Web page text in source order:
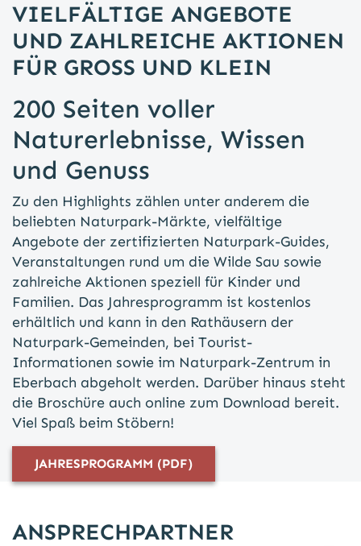
VIELFÄLTIGE ANGEBOTE
UND ZAHLREICHE AKTIONEN
FÜR GROSS UND KLEIN
200 Seiten voller
Naturerlebnisse, Wissen
und Genuss
Zu den Highlights zählen unter anderem die
beliebten Naturpark-Märkte, vielfältige
Angebote der zertifizierten Naturpark-Guides,
Veranstaltungen rund um die Wilde Sau sowie
zahlreiche Aktionen speziell für Kinder und
Familien. Das Jahresprogramm ist kostenlos
erhältlich und kann in den Rathäusern der
Naturpark-Gemeinden, bei Tourist-
Informationen sowie im Naturpark-Zentrum in
Eberbach abgeholt werden. Darüber hinaus steht
die Broschüre auch online zum Download bereit.
Viel Spaß beim Stöbern!
JAHRESPROGRAMM (PDF)
ANSPRECHPARTNER